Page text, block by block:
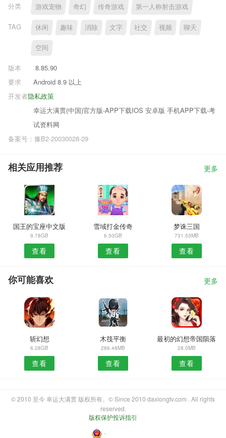
分类
游戏宠物 奇幻 传奇游戏 第一人称射击游戏
TAG 休闲 趣味 消除 文字 社交 视频 聊天
空间
版本
8.85.90
要求
Android 8.9 以上
隐私政策
开发者
幸运大满贯(中国)官方版-APP下载IOS 安卓版 手机APP下载-考
试资料网
备案号：豫B2-20030028-29
相关应用推荐 更多
国王的宝座中文版
9.78GB
查看
雪域打金传奇
6.50GB
查看
梦诛三国
731.53MB
查看
你可能喜欢 更多
斩幻想
6.28GB
查看
木筏平衡
286.48MB
查看
最初的幻想帝国陨落
28.0MB
查看
© 2010 至今 幸运大满贯 版权所有。© Since 2010 daxiongtv.com . All rights
reserved.
版权保护投诉指引
・